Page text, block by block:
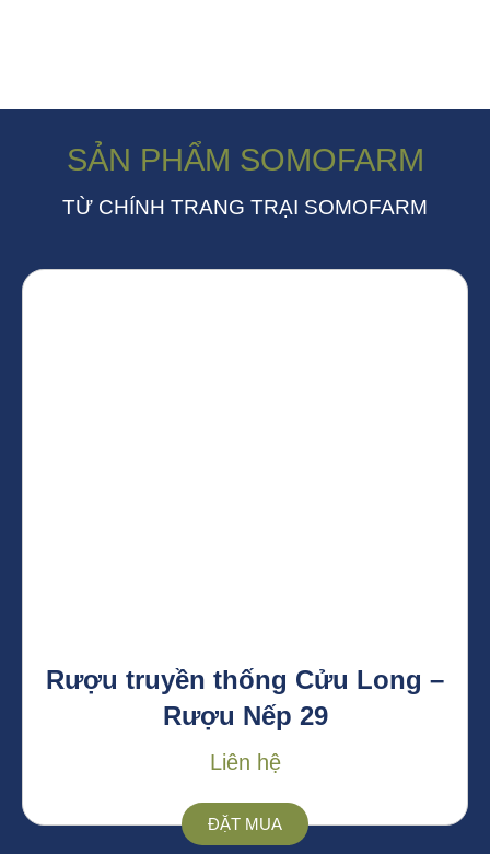
SẢN PHẨM SOMOFARM
TỪ CHÍNH TRANG TRẠI SOMOFARM
Rượu truyền thống Cửu Long –
Rượu Nếp 29
Liên hệ
ĐẶT MUA